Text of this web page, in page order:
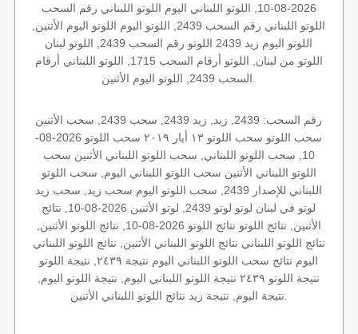
2026-08-10, اللوتو اللبناني اليوم اللوتو اللبناني رقم السحب
اللوتو اللبناني رقم السحب 2439, اللوتو اليوم اللوتو اليوم الأثنين,
اللوتو اليوم زيد 2439 اللوتو رقم السحب 2439, اللوتو لبنان
اللوتو من لبنان, اللوتو أرقام السحب 1715, اللوتو اللبناني أرقام
رقم السحب: 2439, زيد, زيد 2439, سحب 2439, سحب الأثنين
سحب اللوتو سحب اللوتو ١٣ أيار ٢٠١٩ سحب اللوتو 2026-08-
10, سحب اللوتو اللبناني, سحب اللوتو اللبناني الأثنين سحب
اللوتو اللبناني الأثنين سحب اللوتو اللبناني اليوم, سحب اللوتو
اللبناني للإصدار 2439, سحب اللوتو اليوم سحب زيد, سحب زيد
لوتو في لبنان لوتو لوتو 2439, لوتو الأثنين 2026-08-10, نتائج
الأثنين, نتائج اللوتو نتائج اللوتو 2026-08-10, نتائج اللوتو الأثنين,
نتائج اللوتو اللبناني نتائج اللوتو اللبناني الأثنين, نتائج اللوتو اللبناني
اليوم نتائج سحب اللوتو اللبناني اليوم نتيجة ٢٤٣٩, نتيجة اللوتو
نتيجة اللوتو ٢٤٣٩ نتيجة اللوتو اللبناني اليوم, نتيجة اللوتو اليوم,